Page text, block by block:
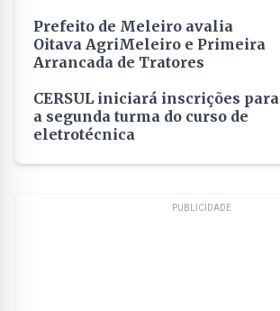
Prefeito de Meleiro avalia
Oitava AgriMeleiro e Primeira
Arrancada de Tratores
CERSUL iniciará inscrições para
a segunda turma do curso de
eletrotécnica
PUBLICIDADE